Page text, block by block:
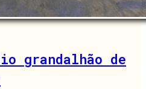
grandalhão de